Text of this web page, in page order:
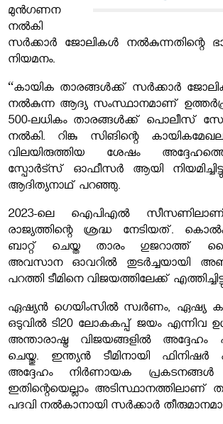
മുൻഗണന
നൽകി
സർക്കാർ ജോലികൾ
നിയമനം.
“കായിക താരങ്ങൾക്ക് സർക്കാർ
നൽകുന്ന ആദ്യ സംസ്ഥാനമാണ്
500-ലധികം താരങ്ങൾക്ക് പൊലീസ്
നൽകി. റിങ്കു സിങിന്റെ
വിലയിരുത്തിയ ശേഷം
സ്പോർട്സ് ഓഫീസർ ആയി
ആദിത്യനാഥ് പറഞ്ഞു.
2023-ലെ ഐപിഎൽ
രാജ്യത്തിന്റെ ശ്രദ്ധ നേടിയത്.
ബാറ്റ് ചെയ്ത താരം ഗുജറാത്ത്
അവസാന ഓവറിൽ തുടർച്ചയായി
പറത്തി ടീമിനെ വിജയത്തിലേക്ക്
ഏഷ്യൻ ഗെയിംസിൽ സ്വർണം, ഏഷ്യ
ഒടുവിൽ ടി20 ലോകകപ്പ് ജയം എന്നിവ
അന്താരാഷ്ട്ര വിജയങ്ങളിൽ അദ്ദേഹം
ചെയ്തു. ഇന്ത്യൻ ടീമിനായി ഫിനിഷർ
അദ്ദേഹം നിർണായക പ്രകടനങ്ങൾ
ഇതിന്റെയെല്ലാം അടിസ്ഥാനത്തിലാണ്
പദവി നൽകാനായി സർക്കാർ